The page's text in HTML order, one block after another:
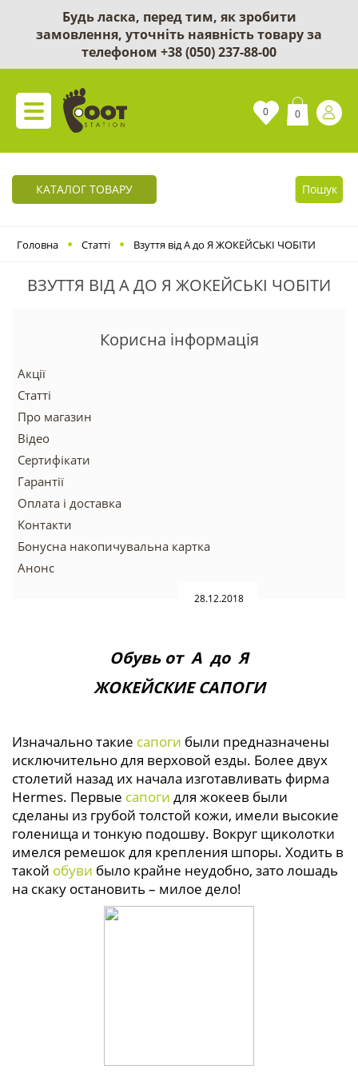
Будь ласка, перед тим, як зробити
замовлення, уточніть наявність товару за
телефоном +38 (050) 237-88-00
0 0
КАТАЛОГ ТОВАРУ Пошук
Головна Статті Взуття від А до Я ЖОКЕЙСЬКІ ЧОБІТИ
ВЗУТТЯ ВІД А ДО Я ЖОКЕЙСЬКІ ЧОБІТИ
Корисна інформація
Акції
Статті
Про магазин
Відео
Сертифікати
Гарантії
Оплата і доставка
Контакти
Бонусна накопичувальна картка
Анонс
28.12.2018
Обувь от А до Я
ЖОКЕЙСКИЕ САПОГИ
Изначально такие сапоги были предназначены
исключительно для верховой езды. Более двух
столетий назад их начала изготавливать фирма
Hermes. Первые сапоги для жокеев были
сделаны из грубой толстой кожи, имели высокие
голенища и тонкую подошву. Вокруг щиколотки
имелся ремешок для крепления шпоры. Ходить в
такой обуви было крайне неудобно, зато лошадь
на скаку остановить – милое дело!